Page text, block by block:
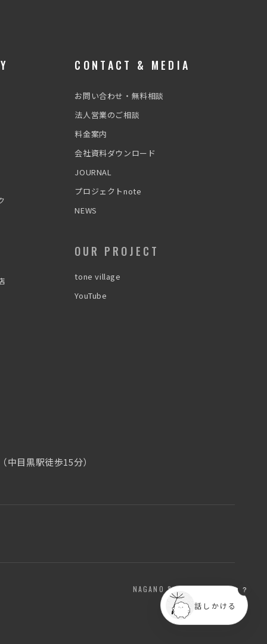
CONTACT & MEDIA
お問い合わせ・無料相談
法人営業のご相談
料金案内
会社資料ダウンロード
JOURNAL
プロジェクトnote
NEWS
OUR PROJECT
tone village
YouTube
目黒駅徒歩15分）
NAGANO & TOKYO / JAPAN
話しかける
？